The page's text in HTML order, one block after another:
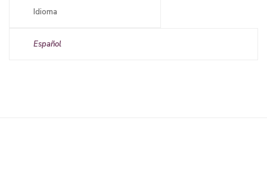
Idioma
Español